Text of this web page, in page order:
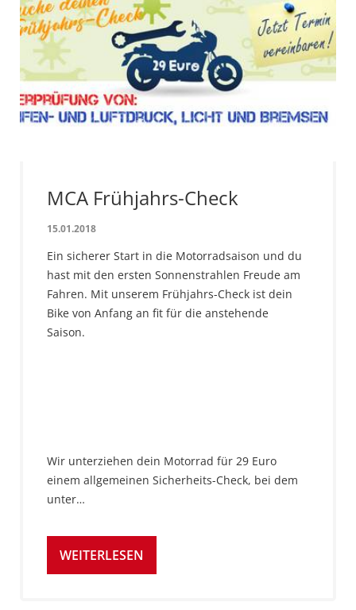
MCA Frühjahrs-Check
15.01.2018
Ein sicherer Start in die Motorradsaison und du
hast mit den ersten Sonnenstrahlen Freude am
Fahren. Mit unserem Frühjahrs-Check ist dein
Bike von Anfang an fit für die anstehende
Saison.
Wir unterziehen dein Motorrad für 29 Euro
einem allgemeinen Sicherheits-Check, bei dem
unter…
WEITERLESEN